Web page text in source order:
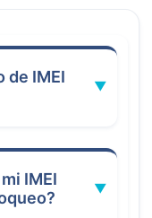
de IMEI
IMEI